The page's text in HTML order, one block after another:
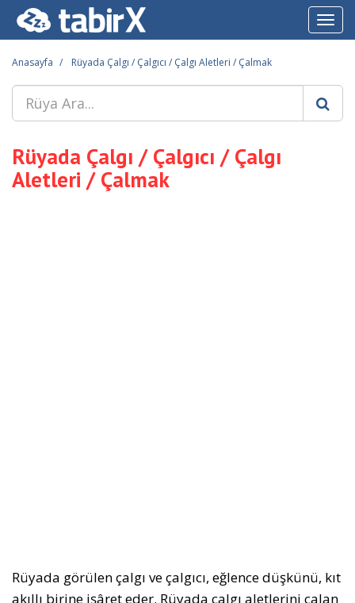
Anasayfa Rüyada Çalgı / Çalgıcı / Çalgı Aletleri / Çalmak
Rüyada Çalgı / Çalgıcı / Çalgı
Aletleri / Çalmak
Rüyada görülen çalgı ve çalgıcı, eğlence düşkünü, kıt
akıllı birine işâret eder. Rüyada çalgı aletlerini çalan